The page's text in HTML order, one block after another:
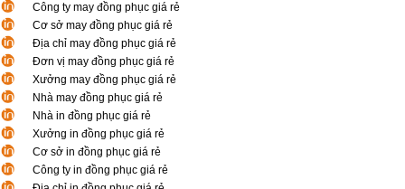
Công ty may đồng phục giá rẻ
Cơ sở may đồng phục giá rẻ
Địa chỉ may đồng phục giá rẻ
Đơn vị may đồng phục giá rẻ
Xưởng may đồng phục giá rẻ
Nhà may đồng phục giá rẻ
Nhà in đồng phục giá rẻ
Xưởng in đồng phục giá rẻ
Cơ sở in đồng phục giá rẻ
Công ty in đồng phục giá rẻ